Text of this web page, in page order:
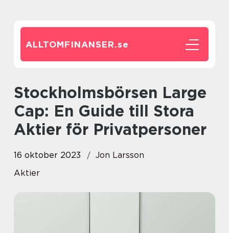
ALLTOMFINANSER.se
Stockholmsbörsen Large
Cap: En Guide till Stora
Aktier för Privatpersoner
16 oktober 2023
Jon Larsson
Aktier